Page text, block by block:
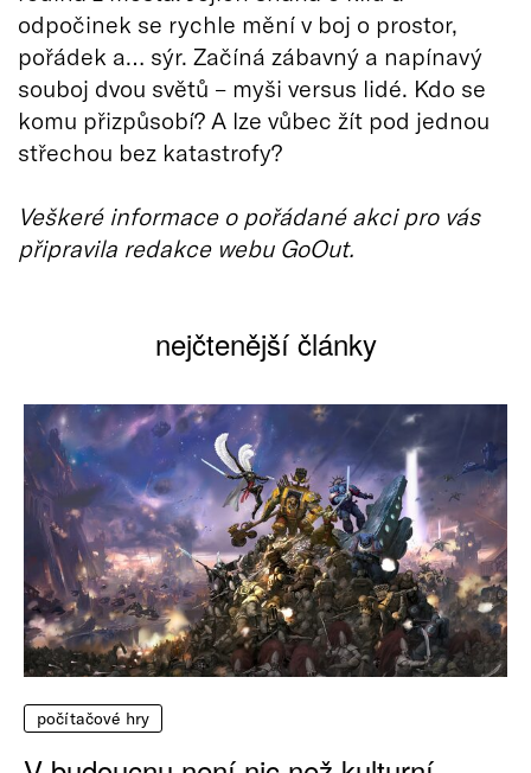
odpočinek se rychle mění v boj o prostor,
pořádek a… sýr. Začíná zábavný a napínavý
souboj dvou světů – myši versus lidé. Kdo se
komu přizpůsobí? A lze vůbec žít pod jednou
střechou bez katastrofy?
Veškeré informace o pořádané akci pro vás
připravila redakce webu GoOut.
nejčtenější články
počítačové hry